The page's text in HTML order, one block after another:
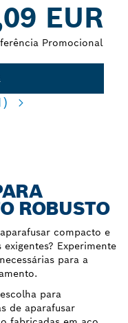
EUR
Promocional
ROBUSTO
compacto e
Experimente
para a
para
de aparafusar